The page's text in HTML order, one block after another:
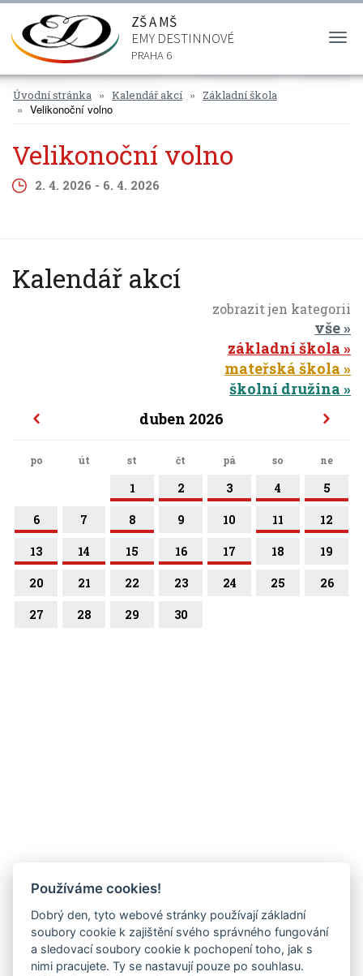
ZŠ A MŠ
EMY DESTINNOVÉ
PRAHA 6
Úvodní stránka Kalendář akcí Základní škola
Velikonoční volno
Velikonoční volno
2. 4. 2026 - 6. 4. 2026
Kalendář akcí
zobrazit jen kategorii
vše
základní škola
mateřská škola
školní družina
duben 2026
po út st čt pá so ne
1 2 3 4 5
6 7 8 9 10 11 12
13 14 15 16 17 18 19
20 21 22 23 24 25 26
27 28 29 30
Používáme cookies!
Dobrý den, tyto webové stránky používají základní
soubory cookie k zajištění svého správného fungování
a sledovací soubory cookie k pochopení toho, jak s
nimi pracujete. Ty se nastavují pouze po souhlasu.